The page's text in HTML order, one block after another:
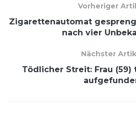
Vorheriger
Zigarettenautomat
nach vier
Nächster
Tödlicher Streit: Frau